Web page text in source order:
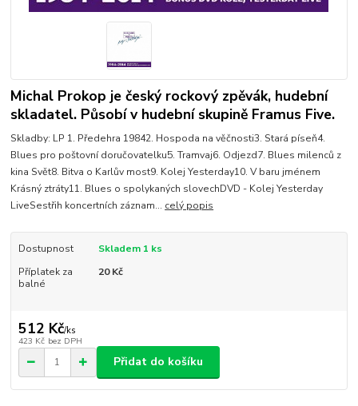
Michal Prokop je český rockový zpěvák, hudební
skladatel. Působí v hudební skupině Framus Five.
Skladby: LP 1. Předehra 19842. Hospoda na věčnosti3. Stará píseň4.
Blues pro poštovní doručovatelku5. Tramvaj6. Odjezd7. Blues milenců z
kina Svět8. Bitva o Karlův most9. Kolej Yesterday10. V baru jménem
Krásný ztráty11. Blues o spolykaných slovechDVD - Kolej Yesterday
LiveSestřih koncertních záznam... celý popis
Dostupnost
Skladem 1 ks
Příplatek za
balné
20 Kč
512 Kč/ks
423 Kč bez DPH
Přidat do košíku